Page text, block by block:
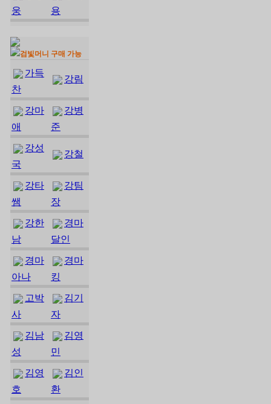
웅
용
검빛머니 구매 가능
가득
찬
강림
강마
애
강병
준
강성
국
강철
강타
쌤
강팀
장
강한
남
경마
달인
경마
아나
경마
킹
고박
사
김기
자
김남
성
김영
민
김영
호
김인
환